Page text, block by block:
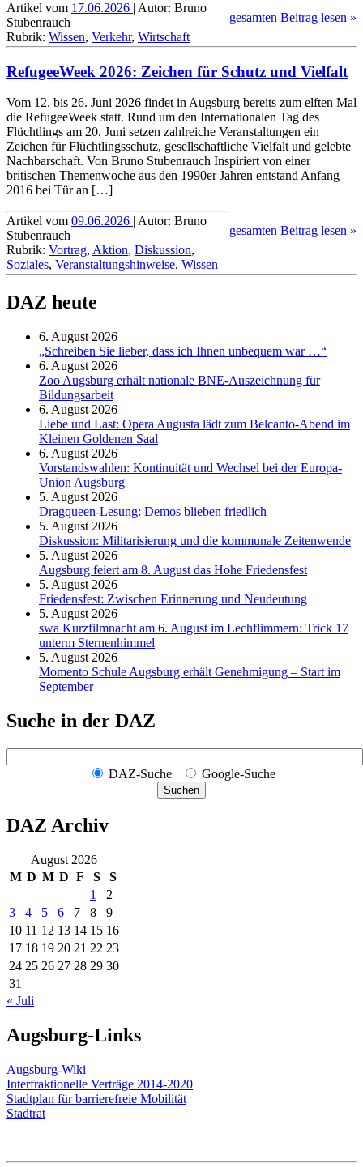
gesamten Beitrag lesen »
Artikel vom 17.06.2026 | Autor: Bruno
Stubenrauch
Rubrik: Wissen, Verkehr, Wirtschaft
RefugeeWeek 2026: Zeichen für Schutz und Vielfalt
Vom 12. bis 26. Juni 2026 findet in Augsburg bereits zum elften Mal
die RefugeeWeek statt. Rund um den Inter­natio­nalen Tag des
Flüchtlings am 20. Juni setzen zahlreiche Ver­an­stal­tungen ein
Zeichen für Flücht­lings­schutz, gesell­schaft­liche Vielfalt und gelebte
Nachbar­schaft. Von Bruno Stubenrauch Inspiriert von einer
britischen Themen­woche aus den 1990er Jahren entstand Anfang
2016 bei Tür an […]
gesamten Beitrag lesen »
Artikel vom 09.06.2026 | Autor: Bruno
Stubenrauch
Rubrik: Vortrag, Aktion, Diskussion,
Soziales, Veranstaltungshinweise, Wissen
DAZ heute
6. August 2026
„Schreiben Sie lieber, dass ich Ihnen unbequem war …“
6. August 2026
Zoo Augsburg erhält nationale BNE-Auszeichnung für
Bildungsarbeit
6. August 2026
Liebe und Last: Opera Augusta lädt zum Belcanto-Abend im
Kleinen Goldenen Saal
6. August 2026
Vorstandswahlen: Kontinuität und Wechsel bei der Europa-
Union Augsburg
5. August 2026
Dragqueen-Lesung: Demos blieben friedlich
5. August 2026
Diskussion: Mi­li­ta­ri­sie­rung und die kommunale Zeitenwende
5. August 2026
Augsburg feiert am 8. August das Hohe Friedensfest
5. August 2026
Friedensfest: Zwischen Erinnerung und Neudeutung
5. August 2026
swa Kurz­film­nacht am 6. August im Lech­flim­mern: Trick 17
unterm Sternen­himmel
5. August 2026
Momento Schule Augsburg erhält Genehmigung – Start im
September
Suche in der DAZ
DAZ-Suche Google-Suche
Suchen
DAZ Archiv
August 2026
M D M D F S
S
1
2
3
4 5 6 7 8
9
10 11 12 13 14 15 16
17 18 19 20 21 22 23
24 25 26 27 28 29 30
31
« Juli
Augsburg-Links
Augsburg-Wiki
Interfraktionelle Verträge 2014-2020
Stadtplan für barrierefreie Mobilität
Stadtrat